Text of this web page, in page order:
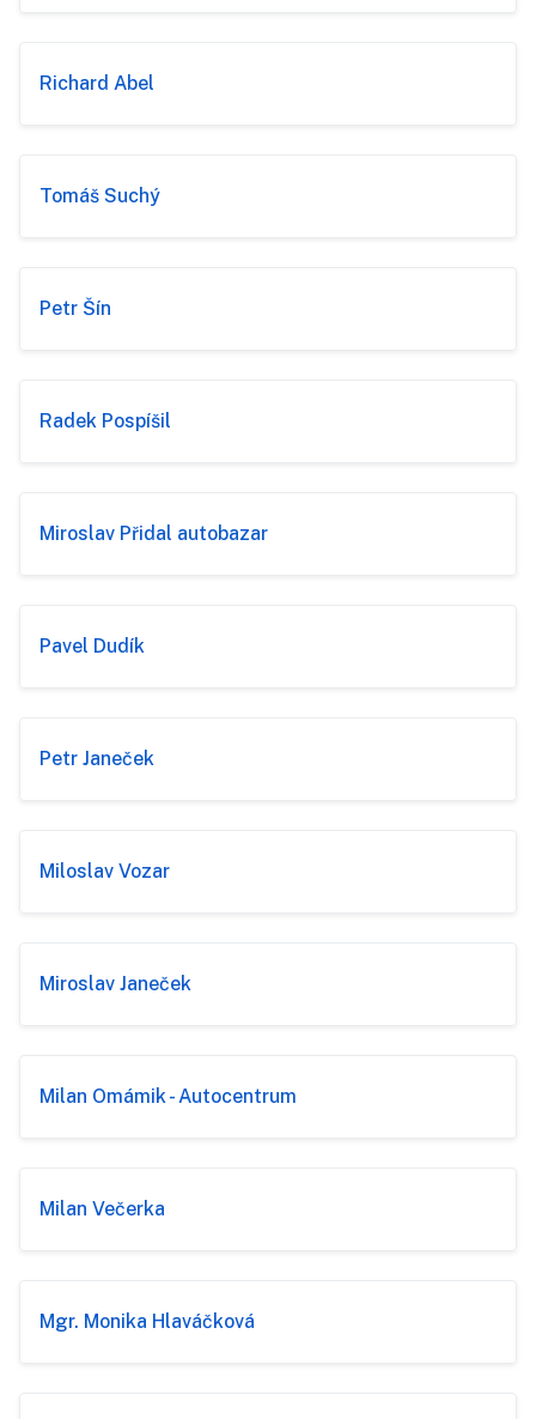
Richard Abel
Tomáš Suchý
Petr Šín
Radek Pospíšil
Miroslav Přidal autobazar
Pavel Dudík
Petr Janeček
Miloslav Vozar
Miroslav Janeček
Milan Omámik - Autocentrum
Milan Večerka
Mgr. Monika Hlaváčková